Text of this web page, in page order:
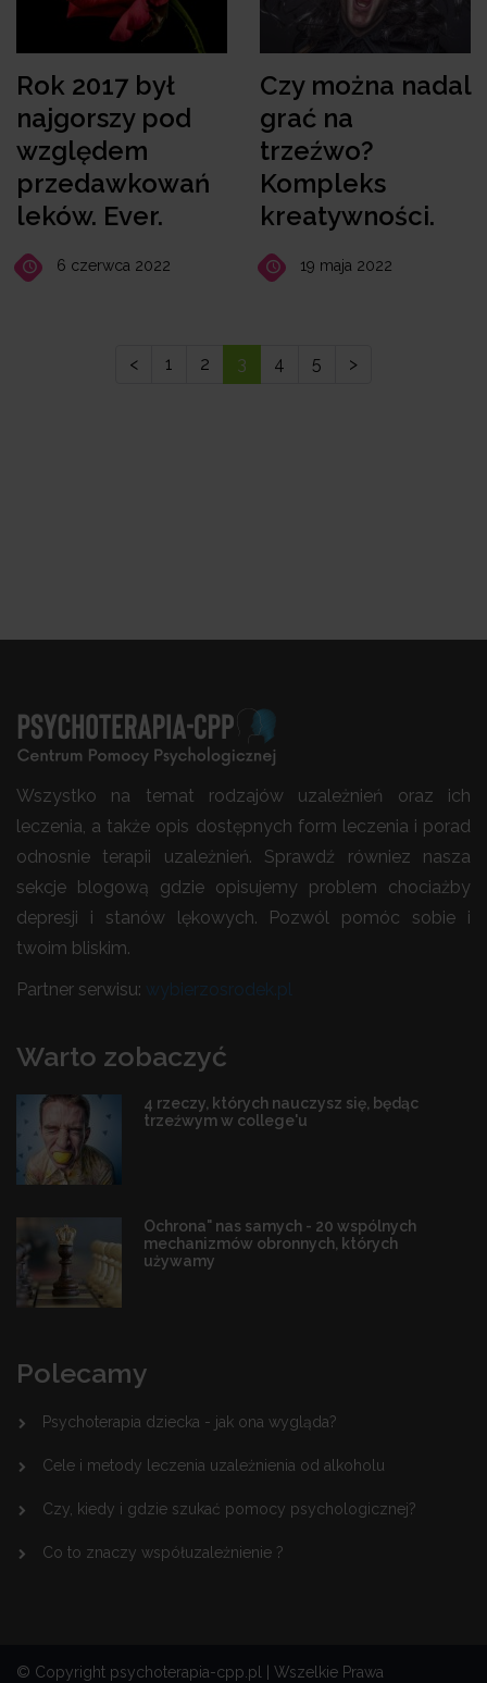
Rok 2017 był
najgorszy pod
względem
przedawkowań
leków. Ever.
6 czerwca 2022
Czy można nadal
grać na
trzeźwo?
Kompleks
kreatywności.
19 maja 2022
< 1 2 3 4 5 >
Wszystko na temat rodzajów uzależnień oraz ich
leczenia, a także opis dostępnych form leczenia i porad
odnosnie terapii uzależnień. Sprawdź równiez nasza
sekcje blogową gdzie opisujemy problem chociażby
depresji i stanów lękowych. Pozwól pomóc sobie i
twoim bliskim.
Partner serwisu: wybierzosrodek.pl
Warto zobaczyć
4 rzeczy, których nauczysz się, będąc
trzeźwym w college'u
Ochrona" nas samych - 20 wspólnych
mechanizmów obronnych, których
używamy
Polecamy
Psychoterapia dziecka - jak ona wygląda?
Cele i metody leczenia uzależnienia od alkoholu
Czy, kiedy i gdzie szukać pomocy psychologicznej?
Co to znaczy współuzależnienie ?
© Copyright psychoterapia-cpp.pl | Wszelkie Prawa